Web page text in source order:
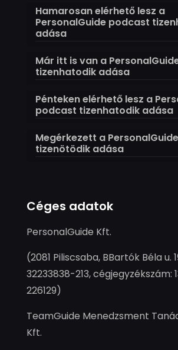
Hamarosan elérhető lesz a
PersonalGuide podcast
adása
Már itt is van a
tizenhatodik adása
Pénteken elérhető lesz a
podcast tizenhatodik adása
Megérkezett a
tizenötödik adása
Céges adatok
PersonalGuide Kft.
(2081 Piliscsaba, BBartók Béla u.
32233838-213, cégjegyzékszám:
226129)
TeamGuide Menedzsment
Kft.